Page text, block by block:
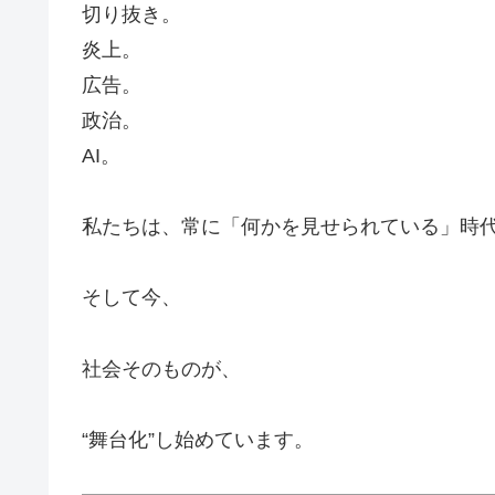
切り抜き。
炎上。
広告。
政治。
AI。
私たちは、常に「何かを見せられている」時
そして今、
社会そのものが、
“舞台化”し始めています。